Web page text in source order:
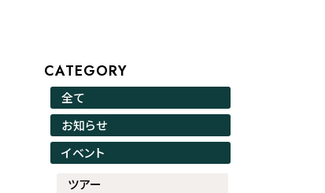
CATEGORY
全て
お知らせ
イベント
ツアー